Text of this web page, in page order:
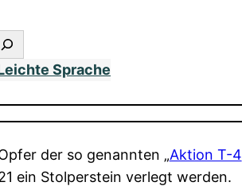
Sprache
der so genannten „Aktion T-4
ein Stolperstein verlegt werden.